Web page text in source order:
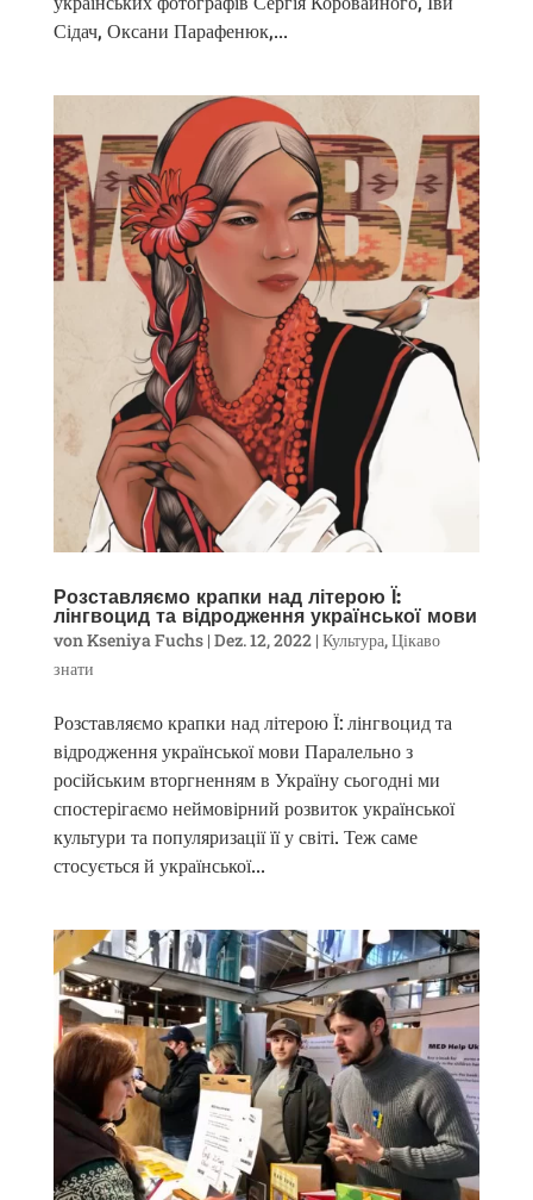
Сідач, Оксани Парафенюк,...
Розставляємо крапки над літерою Ї:
лінгвоцид та відродження української мови
von Kseniya Fuchs| Dez. 12, 2022| Культура,Цікаво
знати
Розставляємо крапки над літерою Ї: лінгвоцид та
відродження української мови Паралельно з
російським вторгненням в Україну сьогодні ми
спостерігаємо неймовірний розвиток української
культури та популяризації її у світі. Теж саме
стосується й української...